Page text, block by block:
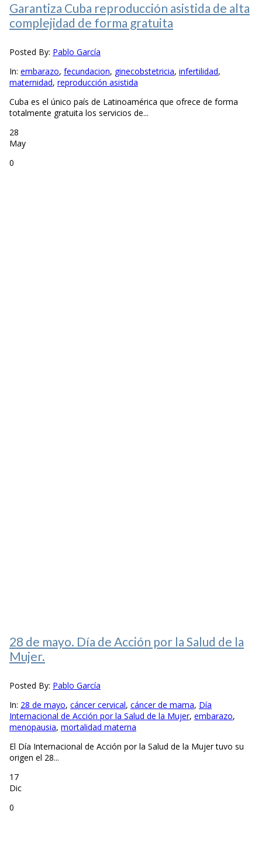
Garantiza Cuba reproducción asistida de alta
complejidad de forma gratuita
Posted By: Pablo García
In: embarazo, fecundacion, ginecobstetricia, infertilidad,
maternidad, reproducción asistida
Cuba es el único país de Latinoamérica que ofrece de forma
totalmente gratuita los servicios de...
28
May
0
28 de mayo. Día de Acción por la Salud de la
Mujer.
Posted By: Pablo García
In: 28 de mayo, cáncer cervical, cáncer de mama, Día
Internacional de Acción por la Salud de la Mujer, embarazo,
menopausia, mortalidad materna
El Día Internacional de Acción por la Salud de la Mujer tuvo su
origen el 28...
17
Dic
0